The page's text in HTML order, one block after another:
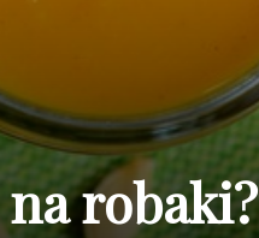
robaki?